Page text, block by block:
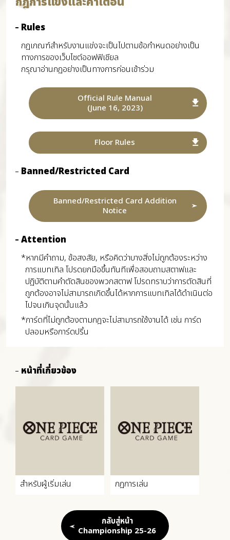
Rules
กฏเกณฑ์สำหรับงานแข่งจะเป็นไปตามข้อกำหนดอย่างเป็น
ทางการของเว็บไซต์ออฟฟิเชียล
กรุณาอ่านกฏอย่างเป็นทางการก่อนเข้าร่วม
Official Rule Manual
(June 16, 2023)
Floor Rules
Banned/Restricted Card
Banned/Restricted Card Addition
Notice
Attention
*หากมีคำถาม, ข้อสงสัย, หรือคิดว่าบางสิ่งไม่ถูกต้องระหว่าง
การแบทเทิล โปรดยกมือขึ้นทันทีเพื่อสอบถามสตาฟและ
ปฏิบัติตามคำตัดสินของพวกสตาฟ โปรดทราบว่าการตัดสินที่
ถูกต้องอาจไม่สามารถเกิดขึ้นได้หากการแบทเทิลได้ดำเนินต่อ
ไปจนเกินจุดนั้นแล้ว
*การ์ดที่ไม่ถูกต้องตามกฎจะไม่สามารถใช้งานได้ เช่น การ์ด
ปลอมหรือการ์ดปริ้น
หน้าที่เกี่ยวข้อง
สำหรับผู้เริ่มเล่น กฏการเล่น
กลับสู่หน้า
Championship 25-26